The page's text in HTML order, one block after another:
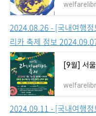
2024.08.26 - [국내여행
리카 축제 정보
2024.09.11 - [국내여행